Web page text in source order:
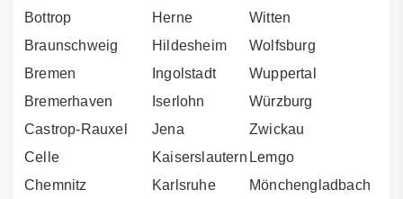
Bottrop Herne
Witten
Braunschweig
Hildesheim
Wolfsburg
Bremen
Ingolstadt
Wuppertal
Bremerhaven
Iserlohn
Würzburg
Castrop-Rauxel
Jena
Zwickau
Celle
Kaiserslautern Lemgo
Chemnitz
Karlsruhe
Mönchengladbach